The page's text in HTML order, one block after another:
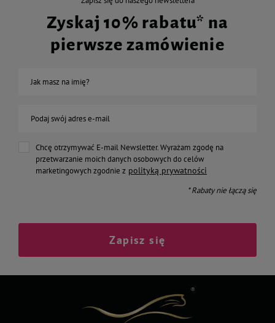
Zyskaj 10% rabatu* na
pierwsze zamówienie
Jak masz na imię?
Podaj swój adres e-mail
Chcę otrzymywać E-mail Newsletter. Wyrażam zgodę na
przetwarzanie moich danych osobowych do celów
marketingowych zgodnie z polityką prywatności
* Rabaty nie łączą się
Zapisz się